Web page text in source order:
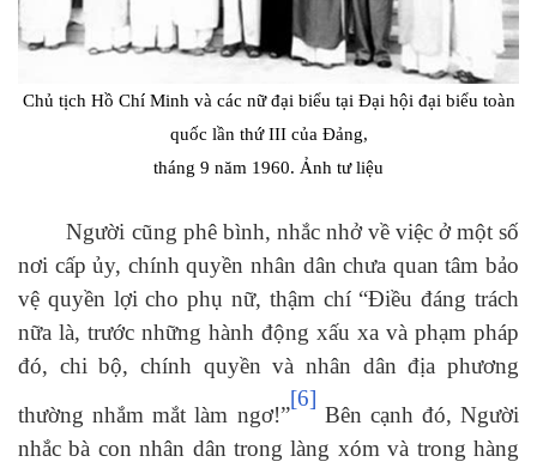
Chủ tịch Hồ Chí Minh và các nữ đại biểu tại Đại hội đại biểu toàn
quốc lần thứ III của Đảng,
tháng 9 năm 1960. Ảnh tư liệu
Người cũng phê bình, nhắc nhở về việc ở một số
nơi cấp ủy, chính quyền nhân dân chưa quan tâm bảo
vệ quyền lợi cho phụ nữ, thậm chí “Điều đáng trách
nữa là, trước những hành động xấu xa và phạm pháp
đó, chi bộ, chính quyền và nhân dân địa phương
thường nhắm mắt làm ngơ!”
[6]
Bên cạnh đó, Người
nhắc bà con nhân dân trong làng xóm và trong hàng